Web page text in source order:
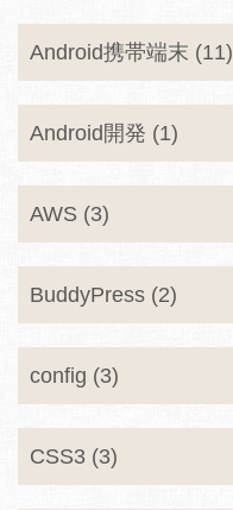
Android携帯端末 (11)
Android開発 (1)
AWS (3)
BuddyPress (2)
config (3)
CSS3 (3)